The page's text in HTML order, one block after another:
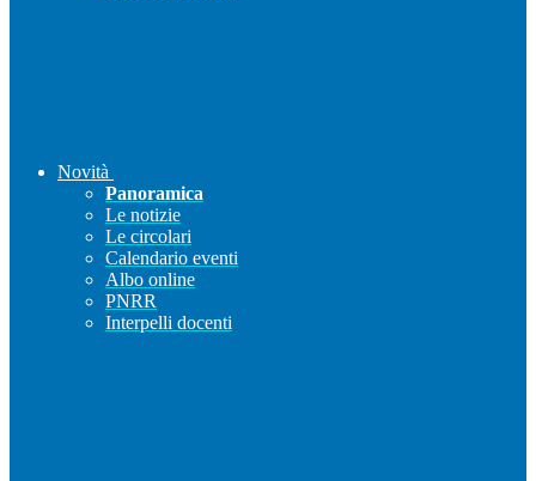
Novità
Panoramica
Le notizie
Le circolari
Calendario eventi
Albo online
PNRR
Interpelli docenti